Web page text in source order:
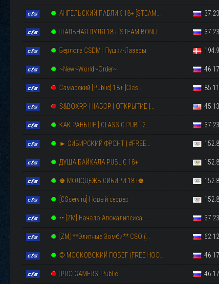
АНГЕЛЬСКИЙ ПАБЛИК 18+ [STEAM...
ШАЛЬНАЯ ПУЛЯ 18+ [STEAM BONU...
Берлога CSDM | Пушки-Лазеры
~New~World~Order~
Самарский [Public] 18+ [Clas...
S&BOXRP | НАБОР | ОТКРЫТИЕ |...
КАК РАНЬШЕ [ CLASSIC PUB ] 2...
► СИБИРСКИЙ ФРОНТ | #FREE...
ДУША БАЙКАЛА PUBLIC 18+
♚ МОЛОДЕЖЬ СИБИРИ 18+♚
[CSserv.ru] Новый сервер
•• [ZM] Начало Апокалипсиса ...
[ZM] **Элитныe Зoмби** CSO (...
© МОСКОВСКИЙ ПОБЕГ (FREE HOO...
[PRO GAMERS] Public